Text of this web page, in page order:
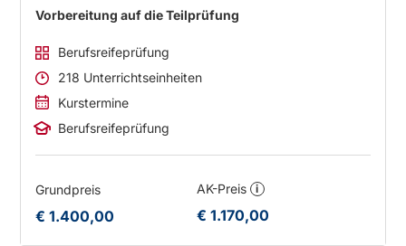
Vorbereitung auf die Teilprüfung
Berufsreifeprüfung
218 Unterrichtseinheiten
Kurstermine
Berufsreifeprüfung
Grundpreis
€ 1.400,00
AK-Preis i
€ 1.170,00